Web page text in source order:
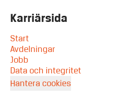
Karriärsida
Start
Avdelningar
Jobb
Data och integritet
Hantera cookies